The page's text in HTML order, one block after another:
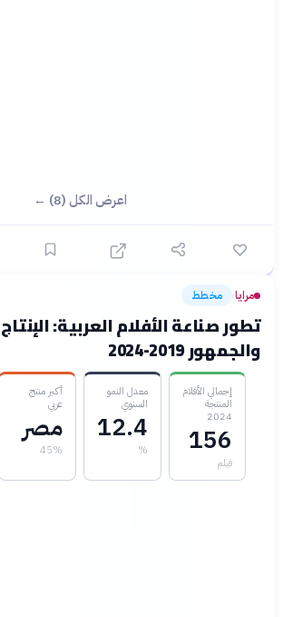
اعرض الكل (8) ←
مرايا› مخطط
تطور صناعة الأفلام العربية:
والجمهور 2019-2024
إجمالي الأفلام
المنتجة
2024
156
فيلم
معدل النمو
السنوي
12.4
%
أكبر منتج
عربي
مصر
45%